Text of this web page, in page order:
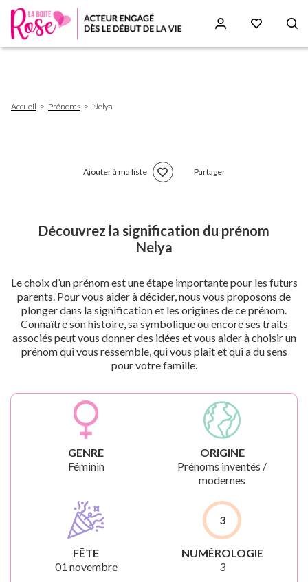
d'Ariane
Accueil Prénoms Nelya
Ajouter à ma liste Partager
Découvrez la signification du prénom
Nelya
Le choix d’un prénom est une étape importante pour les futurs
parents. Pour vous aider à décider, nous vous proposons de
plonger dans la signification et les origines de ce prénom.
Connaître son histoire, sa symbolique ou encore ses traits
associés peut vous donner des idées et vous aider à choisir un
prénom qui vous ressemble, qui vous plaît et qui a du sens
pour votre famille.
GENRE
Féminin
ORIGINE
Prénoms inventés /
modernes
FÊTE
01 novembre
3
NUMÉROLOGIE
3